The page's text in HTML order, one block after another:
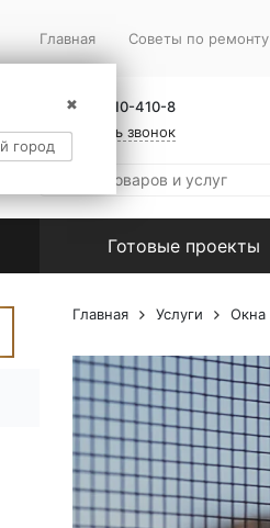
✖
город
Главная Советы по ремонту
+7 (495) 410-410-8
Заказать звонок
Готовые проекты
Главная Услуги Окна